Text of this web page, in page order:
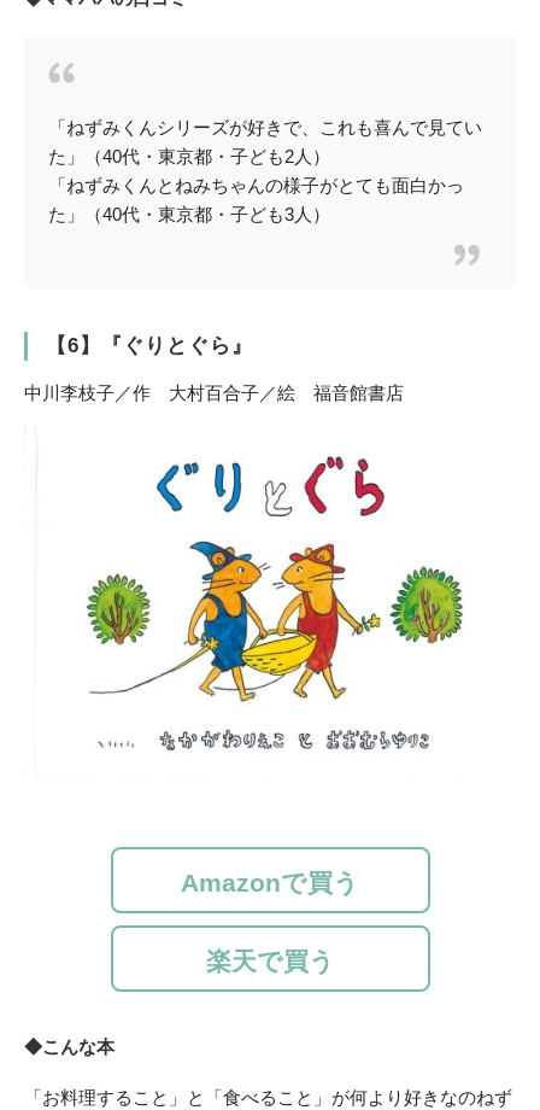
「ねずみくんシリーズが好きで、これも喜んで見てい
た」（40代・東京都・子ども2人）
「ねずみくんとねみちゃんの様子がとても面白かっ
た」（40代・東京都・子ども3人）
【6】『ぐりとぐら』
中川李枝子／作 大村百合子／絵 福音館書店
Amazonで買う
楽天で買う
◆こんな本
「お料理すること」と「食べること」が何より好きなのねず